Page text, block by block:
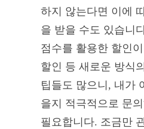
하지 않는다면 이에
을 받을 수도 있습니
점수를 활용한 할인
할인 등 새로운 방식
팁들도 많으니, 내가
을지 적극적으로 문
필요합니다. 조금만